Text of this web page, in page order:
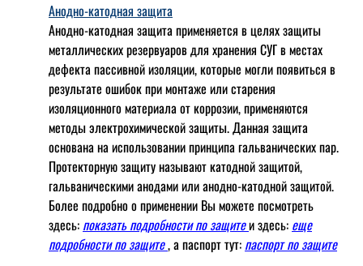
Анодно-катодная защита
Анодно-катодная защита применяется в целях защиты
металлических резервуаров для хранения СУГ в местах
дефекта пассивной изоляции, которые могли появиться в
результате ошибок при монтаже или старения
изоляционного материала от коррозии, применяются
методы электрохимической защиты. Данная защита
основана на использовании принципа гальванических пар.
Протекторную защиту называют катодной защитой,
гальваническими анодами или анодно-катодной защитой.
Более подробно о применении Вы можете посмотреть
здесь: показать подробности по защитеи здесь: еще
подробности по защите, а паспорт тут: паспорт по защите